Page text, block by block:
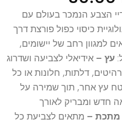
הצבע הנמכר בעולם עם
כיסוי כפול פורצת דרך
למגוון רחב של יישומים,
עץ – אידיאלי לצביעה ושדרוג
דלתות, חלונות או כל
עץ אחר, תוך שמירה על
חדש ומבריק לאורך
מתכת – מתאים לצביעת כל